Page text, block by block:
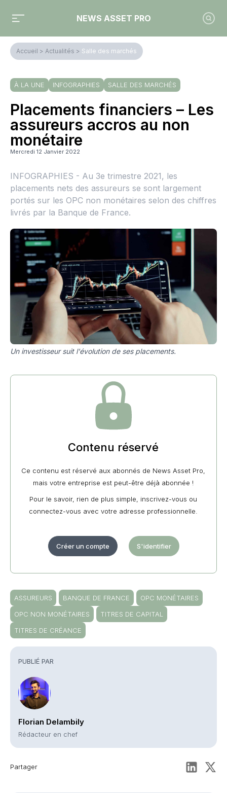
NEWS ASSET PRO
Accueil > Actualités > Salle des marchés
PUBLIÉ PAR
Florian Delambily
Rédacteur en chef
Partager
À LA UNE INFOGRAPHIES SALLE DES MARCHÉS
Placements financiers – Les
assureurs accros au non
monétaire
Mercredi 12 Janvier 2022
INFOGRAPHIES - Au 3e trimestre 2021, les
placements nets des assureurs se sont largement
portés sur les OPC non monétaires selon des chiffres
livrés par la Banque de France.
Un investisseur suit l'évolution de ses placements.
Contenu réservé
Ce contenu est réservé aux abonnés de News Asset Pro,
mais votre entreprise est peut-être déjà abonnée !
Pour le savoir, rien de plus simple, inscrivez-vous ou
connectez-vous avec votre adresse professionnelle.
Créer un compte S'identifier
ASSUREURS BANQUE DE FRANCE
OPC MONÉTAIRES
OPC NON MONÉTAIRES
TITRES DE CAPITAL
TITRES DE CRÉANCE